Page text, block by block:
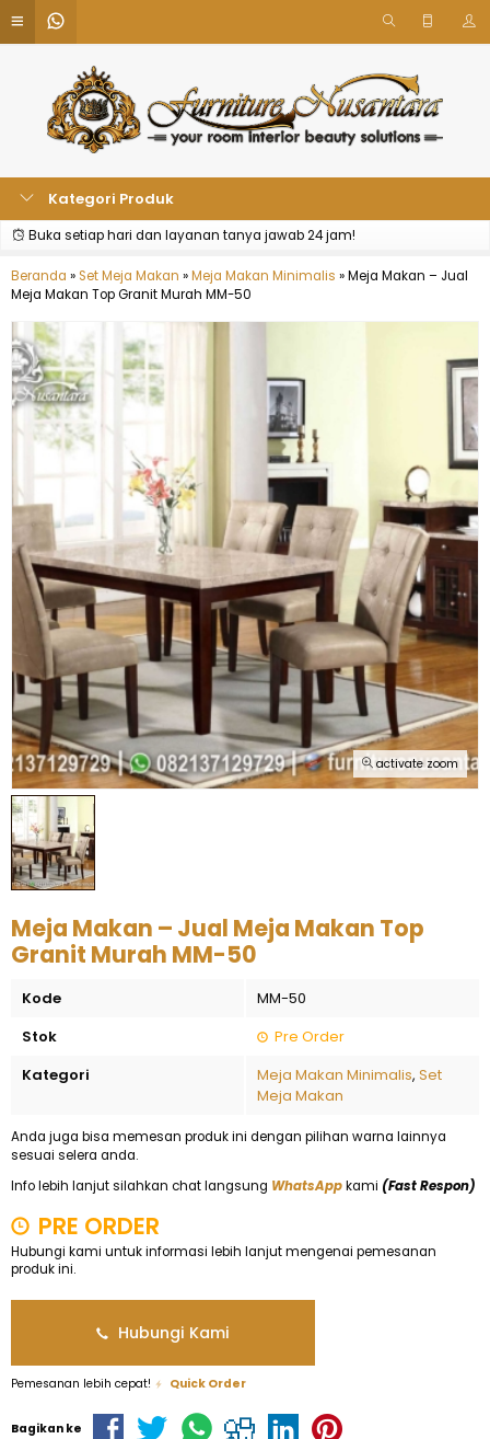
Kategori Produk
Buka setiap hari dan layanan tanya jawab 24 jam!
Beranda »Set Meja Makan »Meja Makan Minimalis »Meja Makan – Jual
Meja Makan Top Granit Murah MM-50
activate zoom
Meja Makan – Jual Meja Makan Top
Granit Murah MM-50
Kode
MM-50
Stok
Pre Order
Kategori
Meja Makan Minimalis, Set
Meja Makan
Anda juga bisa memesan produk ini dengan pilihan warna lainnya
sesuai selera anda.
Info lebih lanjut silahkan chat langsung WhatsAppkami (Fast Respon)
PRE ORDER
Hubungi kami untuk informasi lebih lanjut mengenai pemesanan
produk ini.
Hubungi Kami
Pemesanan lebih cepat! Quick Order
Bagikan ke